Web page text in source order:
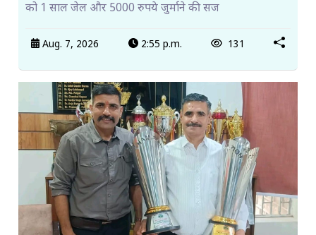
को 1 साल जेल और 5000 रुपये जुर्माने की सज
Aug. 7, 2026 2:55 p.m. 131